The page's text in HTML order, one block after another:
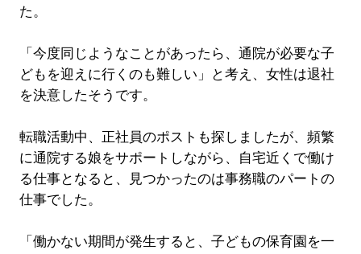
た。
「今度同じようなことがあったら、通院が必要な子
どもを迎えに行くのも難しい」と考え、女性は退社
を決意したそうです。
転職活動中、正社員のポストも探しましたが、頻繁
に通院する娘をサポートしながら、自宅近くで働け
る仕事となると、見つかったのは事務職のパートの
仕事でした。
「働かない期間が発生すると、子どもの保育園を一